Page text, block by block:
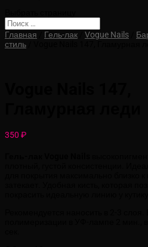
Главная Гель-лак Vogue Nails
стиль
350 ₽